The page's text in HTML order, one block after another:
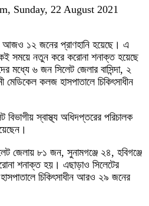
Sunday, 22 August 2021
আজও ১২ জনের প্রাণহানি হয়েছে। এ
সময়ে নতুন করে করোনা শনাক্ত হয়েছে
৬ জন সিলেট জেলার বাসিন্দা, ২
মেডিকেল কলজ হাসপাতালে চিকিৎসাধীন
স্বাস্থ্য অধিদপ্তরের পরিচালক
জেলায় ৮১ জন, সুনামগঞ্জে ২৪, হবিগঞ্জে
শনাক্ত হয়। এছাড়াও সিলেটের
চিকিৎসাধীন আরও ২৯ জনের